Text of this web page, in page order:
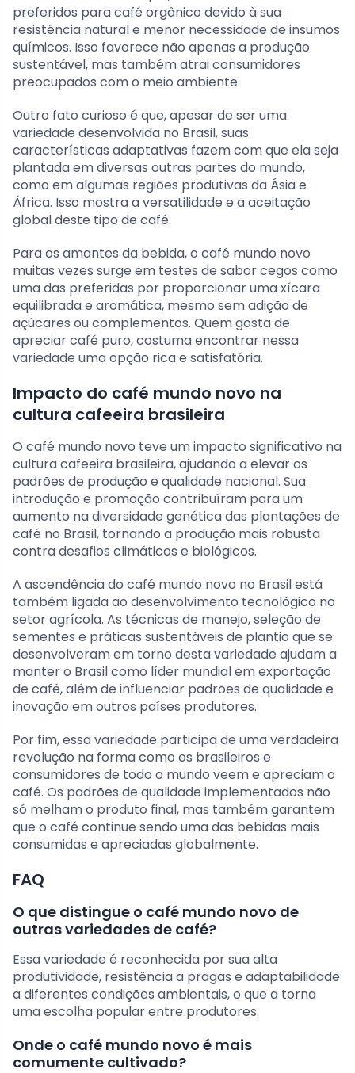
preferidos para café orgânico devido à sua
resistência natural e menor necessidade de insumos
químicos. Isso favorece não apenas a produção
sustentável, mas também atrai consumidores
preocupados com o meio ambiente.
Outro fato curioso é que, apesar de ser uma
variedade desenvolvida no Brasil, suas
características adaptativas fazem com que ela seja
plantada em diversas outras partes do mundo,
como em algumas regiões produtivas da Ásia e
África. Isso mostra a versatilidade e a aceitação
global deste tipo de café.
Para os amantes da bebida, o café mundo novo
muitas vezes surge em testes de sabor cegos como
uma das preferidas por proporcionar uma xícara
equilibrada e aromática, mesmo sem adição de
açúcares ou complementos. Quem gosta de
apreciar café puro, costuma encontrar nessa
variedade uma opção rica e satisfatória.
Impacto do café mundo novo na
cultura cafeeira brasileira
O café mundo novo teve um impacto significativo na
cultura cafeeira brasileira, ajudando a elevar os
padrões de produção e qualidade nacional. Sua
introdução e promoção contribuíram para um
aumento na diversidade genética das plantações de
café no Brasil, tornando a produção mais robusta
contra desafios climáticos e biológicos.
A ascendência do café mundo novo no Brasil está
também ligada ao desenvolvimento tecnológico no
setor agrícola. As técnicas de manejo, seleção de
sementes e práticas sustentáveis de plantio que se
desenvolveram em torno desta variedade ajudam a
manter o Brasil como líder mundial em exportação
de café, além de influenciar padrões de qualidade e
inovação em outros países produtores.
Por fim, essa variedade participa de uma verdadeira
revolução na forma como os brasileiros e
consumidores de todo o mundo veem e apreciam o
café. Os padrões de qualidade implementados não
só melham o produto final, mas também garantem
que o café continue sendo uma das bebidas mais
consumidas e apreciadas globalmente.
FAQ
O que distingue o café mundo novo de
outras variedades de café?
Essa variedade é reconhecida por sua alta
produtividade, resistência a pragas e adaptabilidade
a diferentes condições ambientais, o que a torna
uma escolha popular entre produtores.
Onde o café mundo novo é mais
comumente cultivado?